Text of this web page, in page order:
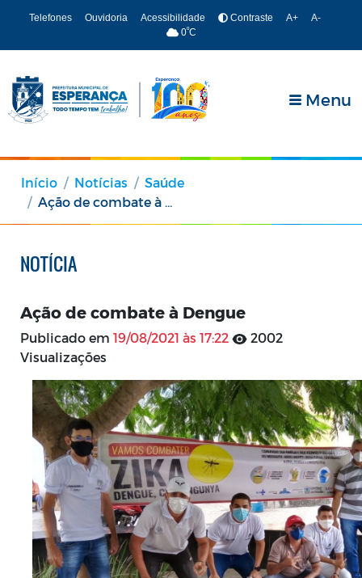
Telefones Ouvidoria Acessibilidade Contraste A+
A-
0ºC
Menu
Início Notícias
Saúde
Ação de combate à Dengue
NOTÍCIA
Ação de combate à Dengue
Publicado em 19/08/2021 às 17:22
2002
Visualizações